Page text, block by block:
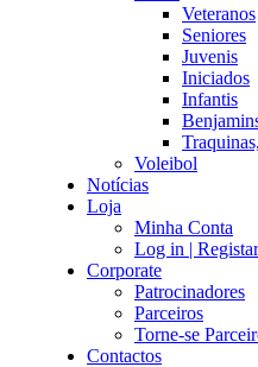
Veteranos
Seniores
Juvenis
Iniciados
Infantis
Voleibol
Notícias
Loja
Minha Conta
Log in | Registar
Corporate
Patrocinadores
Parceiros
Torne-se
Contactos